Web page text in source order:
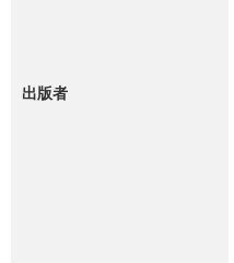
出版者